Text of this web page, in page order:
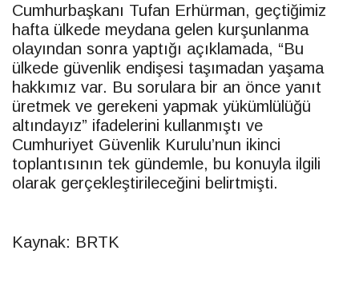
Cumhurbaşkanı Tufan Erhürman, geçtiğimiz
hafta ülkede meydana gelen kurşunlanma
olayından sonra yaptığı açıklamada, “Bu
ülkede güvenlik endişesi taşımadan yaşama
hakkımız var. Bu sorulara bir an önce yanıt
üretmek ve gerekeni yapmak yükümlülüğü
altındayız” ifadelerini kullanmıştı ve
Cumhuriyet Güvenlik Kurulu’nun ikinci
toplantısının tek gündemle, bu konuyla ilgili
olarak gerçekleştirileceğini belirtmişti.
Kaynak: BRTK